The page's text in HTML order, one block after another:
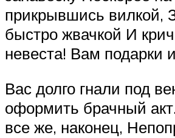
прикрывшись вилкой,
быстро жвачкой И
невеста! Вам подарки
Вас долго гнали под
оформить брачный
все же, наконец,